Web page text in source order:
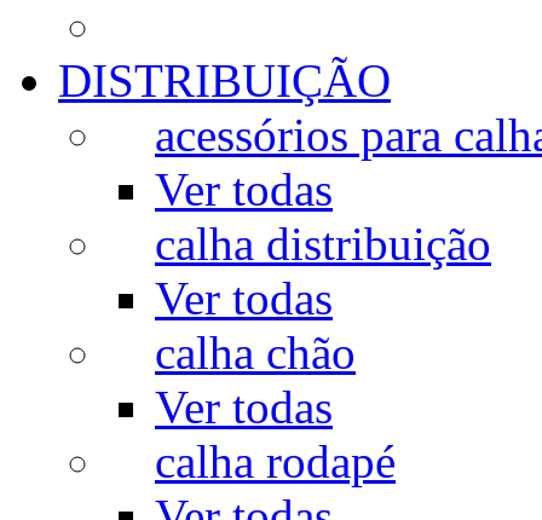
DISTRIBUIÇÃO
acessórios para
Ver todas
calha distribuição
Ver todas
calha chão
Ver todas
calha rodapé